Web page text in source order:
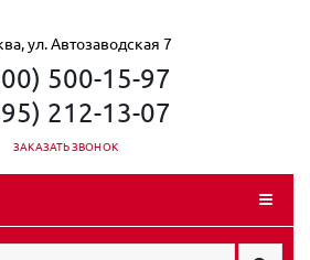
ул. Автозаводская 7
500-15-97
212-13-07
ЗАКАЗАТЬ ЗВОНОК